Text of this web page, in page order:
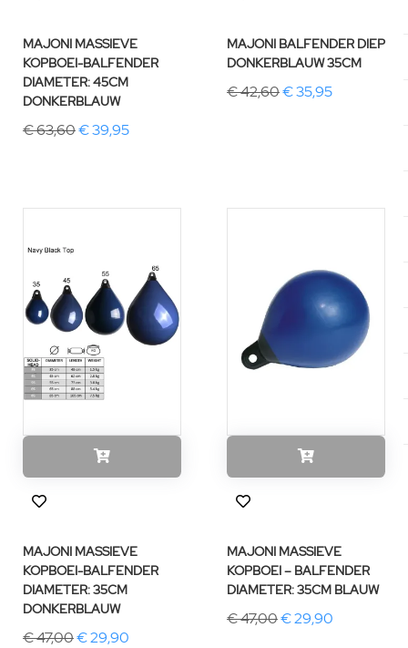
MAJONI MASSIEVE
KOPBOEI-BALFENDER
DIAMETER: 45CM
DONKERBLAUW
€ 63,60€ 39,95
MAJONI BALFENDER DIEP
DONKERBLAUW 35CM
€ 42,60€ 35,95
MAJONI MASSIEVE
KOPBOEI-BALFENDER
DIAMETER: 35CM
DONKERBLAUW
€ 47,00€ 29,90
MAJONI MASSIEVE
KOPBOEI – BALFENDER
DIAMETER: 35CM BLAUW
€ 47,00€ 29,90